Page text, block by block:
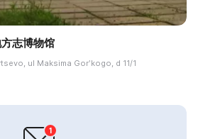
志博物馆
ul Maksima Gorʹkogo, d 11/1